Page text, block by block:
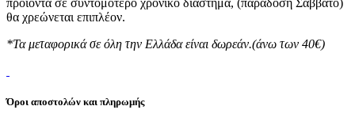
θα χρεώνεται επιπλέον.
*Τα μεταφορικά σε όλη την Ελλάδα είναι δωρεάν.(άνω των 40€)
Όροι αποστολών και πληρωμής